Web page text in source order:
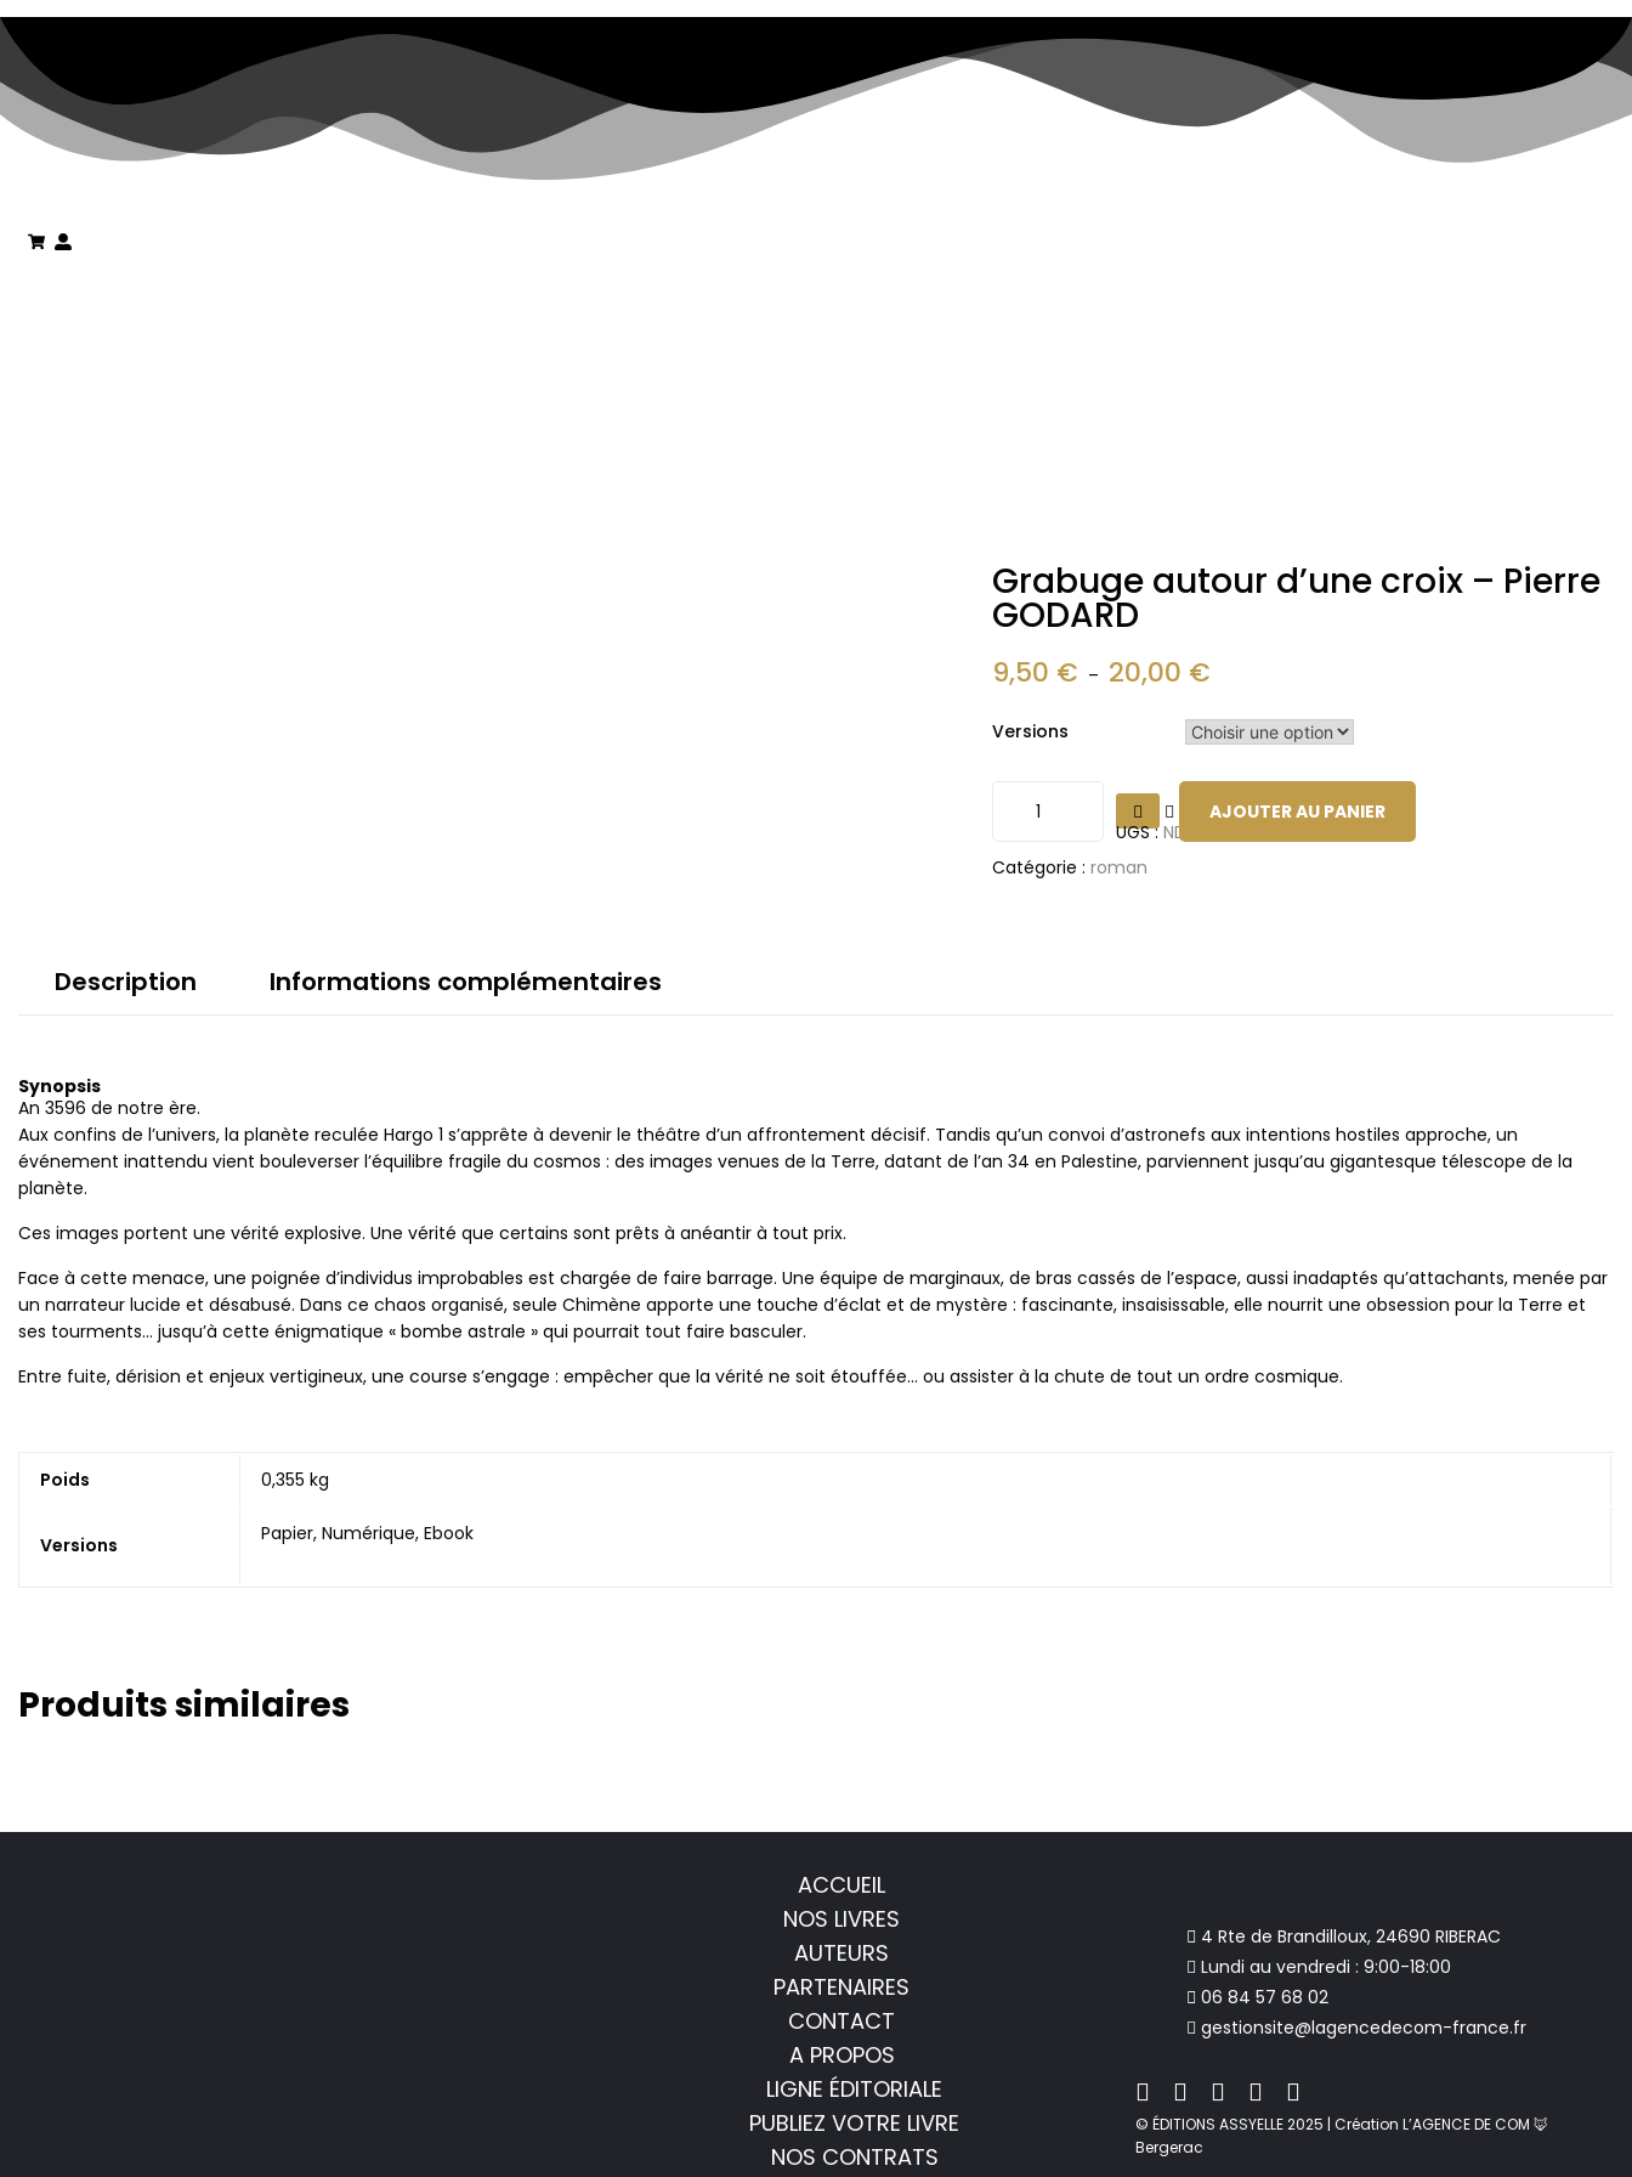
Grabuge autour d’une croix – Pierre
GODARD
9,50 € – 20,00 €
Versions
AJOUTER AU PANIER
UGS :ND
Catégorie : roman
Description Informations complémentaires
Synopsis
An 3596 de notre ère.
Aux confins de l’univers, la planète reculée Hargo 1 s’apprête à devenir le théâtre d’un affrontement décisif. Tandis qu’un convoi d’astronefs aux intentions hostiles approche, un
événement inattendu vient bouleverser l’équilibre fragile du cosmos : des images venues de la Terre, datant de l’an 34 en Palestine, parviennent jusqu’au gigantesque télescope de la
planète.
Ces images portent une vérité explosive. Une vérité que certains sont prêts à anéantir à tout prix.
Face à cette menace, une poignée d’individus improbables est chargée de faire barrage. Une équipe de marginaux, de bras cassés de l’espace, aussi inadaptés qu’attachants, menée par
un narrateur lucide et désabusé. Dans ce chaos organisé, seule Chimène apporte une touche d’éclat et de mystère : fascinante, insaisissable, elle nourrit une obsession pour la Terre et
ses tourments… jusqu’à cette énigmatique « bombe astrale » qui pourrait tout faire basculer.
Entre fuite, dérision et enjeux vertigineux, une course s’engage : empêcher que la vérité ne soit étouffée… ou assister à la chute de tout un ordre cosmique.
Poids 0,355 kg
Versions Papier, Numérique, Ebook
Produits similaires
ACCUEIL
NOS LIVRES
AUTEURS
PARTENAIRES
CONTACT
A PROPOS
LIGNE ÉDITORIALE
PUBLIEZ VOTRE LIVRE
NOS CONTRATS
4 Rte de Brandilloux, 24690 RIBERAC
Lundi au vendredi : 9:00-18:00
06 84 57 68 02
gestionsite@lagencedecom-france.fr
© ÉDITIONS ASSYELLE 2025 | Création L’AGENCE DE COM 🦊
Bergerac